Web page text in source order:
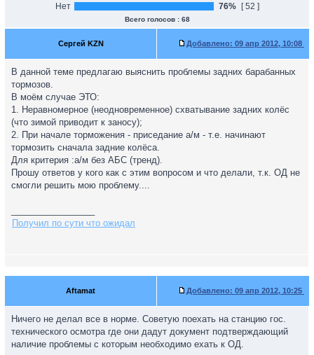
Нет
76% [ 52 ]
Всего голосов : 68
Сергей KZN Добавлено: 09 апр 2012, 10:08
В данной теме предлагаю выяснить проблемы задних барабанных
тормозов.
В моём случае ЭТО:
1. Неравномерное (неодновременное) схватывание задних колёс
(что зимой приводит к заносу);
2. При начале торможения - приседание а/м - т.е. начинают
тормозить сначала задние колёса.
Для критерия :а/м без АБС (тренд).
Прошу ответов у кого как с этим вопросом и что делали, т.к. ОД не
смогли решить мою проблему....
Получил по сути что ожидал
Aftamat Добавлено: 09 апр 2012, 10:25
Ничего не делал все в норме. Советую поехать на станцию гос.
технического осмотра где они дадут документ подтверждающий
наличие проблемы с которым необходимо ехать к ОД.